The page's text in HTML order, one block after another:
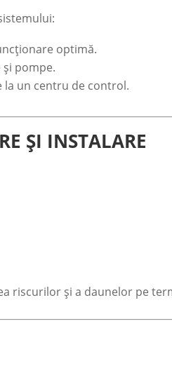
optimă.
pompe.
la un centru de control.
ȘI INSTALARE
riscurilor și a daunelor pe